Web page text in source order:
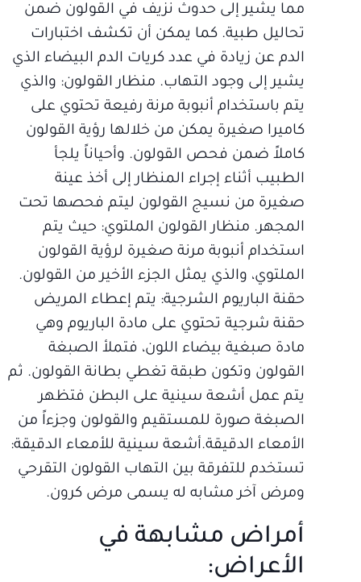
مما يشير إلى حدوث نزيف في القولون ضمن
تحاليل طبية. كما يمكن أن تكشف اختبارات
الدم عن زيادة في عدد كريات الدم البيضاء الذي
يشير إلى وجود التهاب. منظار القولون: والذي
يتم باستخدام أنبوبة مرنة رفيعة تحتوي على
كاميرا صغيرة يمكن من خلالها رؤية القولون
كاملاً ضمن فحص القولون. وأحياناً يلجأ
الطبيب أثناء إجراء المنظار إلى أخذ عينة
صغيرة من نسيج القولون ليتم فحصها تحت
المجهر. منظار القولون الملتوي: حيث يتم
استخدام أنبوبة مرنة صغيرة لرؤية القولون
الملتوي، والذي يمثل الجزء الأخير من القولون.
حقنة الباريوم الشرجية: يتم إعطاء المريض
حقنة شرجية تحتوي على مادة الباريوم وهي
مادة صبغية بيضاء اللون، فتملأ الصبغة
القولون وتكون طبقة تغطي بطانة القولون. ثم
يتم عمل أشعة سينية على البطن فتظهر
الصبغة صورة للمستقيم والقولون وجزءاً من
الأمعاء الدقيقة.أشعة سينية للأمعاء الدقيقة:
تستخدم للتفرقة بين التهاب القولون التقرحي
ومرض آخر مشابه له يسمى مرض كرون.
أمراض مشابهة في
الأعراض: